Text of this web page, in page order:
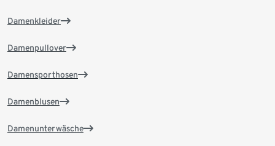
Damenkleider
Damenpullover
Damensporthosen
Damenblusen
Damenunterwäsche